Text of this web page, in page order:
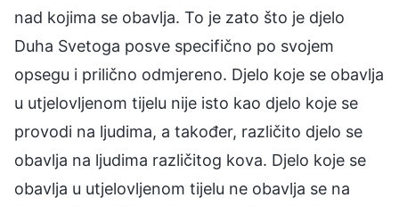
nad kojima se obavlja. To je zato što je djelo
Duha Svetoga posve specifično po svojem
opsegu i prilično odmjereno. Djelo koje se obavlja
u utjelovljenom tijelu nije isto kao djelo koje se
provodi na ljudima, a također, različito djelo se
obavlja na ljudima različitog kova. Djelo koje se
obavlja u utjelovljenom tijelu ne obavlja se na